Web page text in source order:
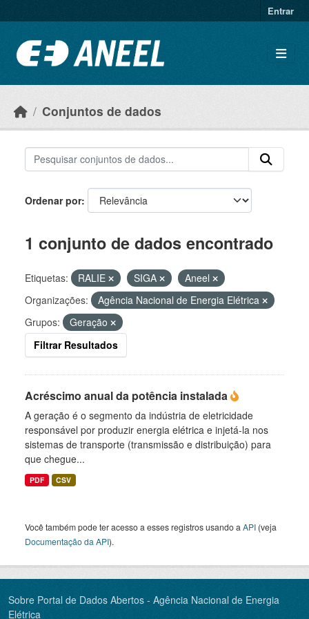
Entrar
Conjuntos de dados
Ordenar por
1 conjunto de dados encontrado
Etiquetas: RALIE SIGA
Aneel
Organizações:
Agência Nacional de Energia Elétrica
Grupos:
Geração
Filtrar Resultados
Acréscimo anual da potência instalada
A geração é o segmento da indústria de eletricidade
responsável por produzir energia elétrica e injetá-la nos
sistemas de transporte (transmissão e distribuição) para
que chegue...
PDF CSV
Você também pode ter acesso a esses registros usando a API (veja
Documentação da API).
Sobre Portal de Dados Abertos - Agência Nacional de Energia
Elétrica